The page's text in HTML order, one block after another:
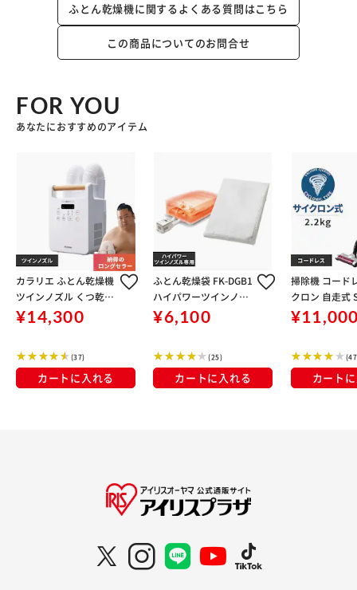
ふとん乾燥機に関するよくある質問はこちら
この商品についてのお問合せ
FOR YOU
あなたにおすすめのアイテム
カラリエ ふとん乾燥機
ツインノズル くつ乾燥
対応 FK-W2-W ホワイ
¥14,300
(37)
カートに入れる
ふとん乾燥袋 FK-DGB1
ハイパワーツインノズ
ル 専用
¥6,100
(25)
カートに入れる
掃除機 コード
クロン 自走式
P シルバー
カート